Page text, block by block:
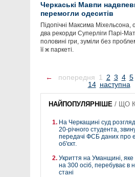
Черкаські Мавпи
перемогли одеситів
Підопічні Максима Міхельсона,
два рекорди Суперліги Парі-
половині гри, зуміли без
її ж паркеті.
← попередня 1 2 3 4 5
14 наступна
НАЙПОПУЛЯРНІШЕ / ЩО
На Черкащині суд
20-річного студента,
передачі ФСБ даних про
об'єкт.
Укриття на Уманщині,
на 300 осіб, перебуває в
стані